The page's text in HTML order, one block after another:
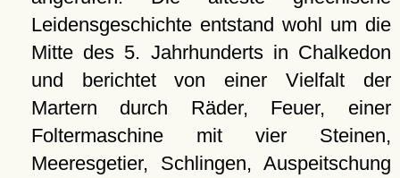
Leidensgeschichte entstand wohl um die
Mitte des 5. Jahrhunderts in Chalkedon
und berichtet von einer Vielfalt der
Martern durch Räder, Feuer, einer
Foltermaschine mit vier Steinen,
Meeresgetier, Schlingen, Auspeitschung